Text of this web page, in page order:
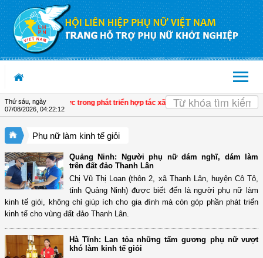
Truy cập nội dung luôn
Thứ sáu, ngày
07/08/2026 04:22:13
biến tích cực trong phát triển hợp tác xã do phụ nữ tham gia quản lý |
Phụ nữ làm kinh tế giỏi
Quảng Ninh: Người phụ nữ dám nghĩ, dám làm
trên đất đảo Thanh Lân
Chị Vũ Thị Loan (thôn 2, xã Thanh Lân, huyện Cô Tô,
tỉnh Quảng Ninh) được biết đến là người phụ nữ làm
kinh tế giỏi, không chỉ giúp ích cho gia đình mà còn góp phần phát triển
kinh tế cho vùng đất đảo Thanh Lân.
Hà Tĩnh: Lan tỏa những tấm gương phụ nữ vượt
khó làm kinh tế giỏi
OK